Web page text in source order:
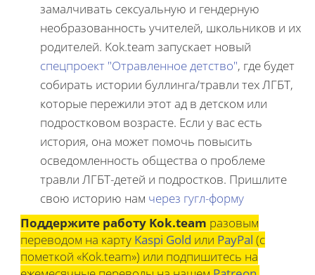
замалчивать сексуальную и гендерную
необразованность учителей, школьников и их
родителей. Kok.team запускает новый
спецпроект "Отравленное детство", где будет
собирать истории буллинга/травли тех ЛГБТ,
которые пережили этот ад в детском или
подростковом возрасте. Если у вас есть
история, она может помочь повысить
осведомленность общества о проблеме
травли ЛГБТ-детей и подростков. Пришлите
свою историю нам через гугл-форму
Поддержите работу Kok.team разовым
переводом на карту Kaspi Gold или PayPal (с
пометкой «Kok.team») или подпишитесь на